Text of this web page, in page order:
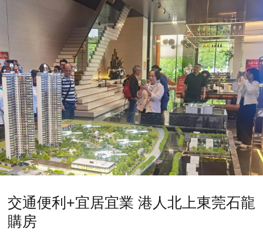
交通便利+宜居宜業 港人北上東莞石龍
購房